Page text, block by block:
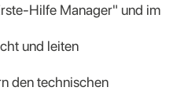
Hilfe Manager" und im
und leiten
den technischen